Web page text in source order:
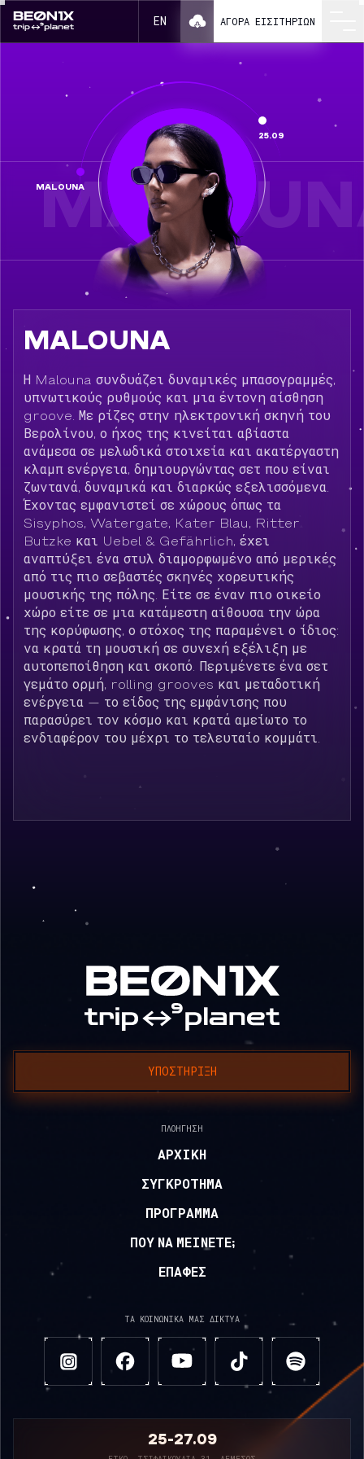
Malouna ως μέρος του BEONIX 2026
EN ΑΓΟΡΆ ΕΙΣΙΤΗΡΊΩΝ
MALOUNA
25.09
MALOUNA
Η Malouna συνδυάζει δυναμικές μπασογραμμές,
υπνωτικούς ρυθμούς και μια έντονη αίσθηση
groove. Με ρίζες στην ηλεκτρονική σκηνή του
Βερολίνου, ο ήχος της κινείται αβίαστα
ανάμεσα σε μελωδικά στοιχεία και ακατέργαστη
κλαμπ ενέργεια, δημιουργώντας σετ που είναι
ζωντανά, δυναμικά και διαρκώς εξελισσόμενα.
Έχοντας εμφανιστεί σε χώρους όπως τα
Sisyphos, Watergate, Kater Blau, Ritter
Butzke και Uebel & Gefährlich, έχει
αναπτύξει ένα στυλ διαμορφωμένο από μερικές
από τις πιο σεβαστές σκηνές χορευτικής
μουσικής της πόλης. Είτε σε έναν πιο οικείο
χώρο είτε σε μια κατάμεστη αίθουσα την ώρα
της κορύφωσης, ο στόχος της παραμένει ο ίδιος:
να κρατά τη μουσική σε συνεχή εξέλιξη με
αυτοπεποίθηση και σκοπό. Περιμένετε ένα σετ
γεμάτο ορμή, rolling grooves και μεταδοτική
ενέργεια — το είδος της εμφάνισης που
παρασύρει τον κόσμο και κρατά αμείωτο το
ενδιαφέρον του μέχρι το τελευταίο κομμάτι.
ΥΠΟΣΤΉΡΙΞΗ
ΠΛΟΉΓΗΣΗ
ΑΡΧΙΚΉ
ΣΥΓΚΡΌΤΗΜΑ
ΠΡΌΓΡΑΜΜΑ
ΠΟΥ ΝΑ ΜΕΊΝΕΤΕ;
ΕΠΑΦΈΣ
ΤΑ ΚΟΙΝΩΝΙΚΆ ΜΑΣ ΔΊΚΤΥΑ
25-27.09